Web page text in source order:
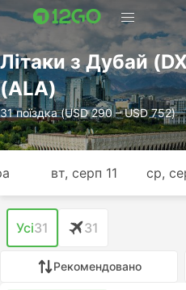
Лiтаки з Дубай
(ALA)
31 поїздка (USD 290 – USD 752)
вт, серп 11 ср,
Усі31 31
Рекомендовано